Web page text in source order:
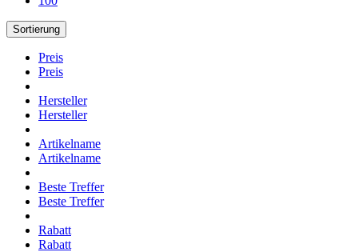
Sortierung
Preis
Preis
Hersteller
Hersteller
Artikelname
Artikelname
Beste Treffer
Beste Treffer
Rabatt
Rabatt